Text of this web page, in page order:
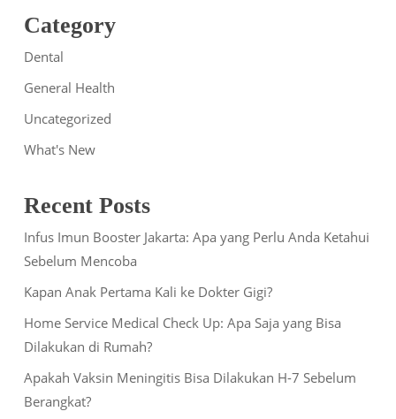
Category
Dental
General Health
Uncategorized
What's New
Recent Posts
Infus Imun Booster Jakarta: Apa yang Perlu Anda Ketahui
Sebelum Mencoba
Kapan Anak Pertama Kali ke Dokter Gigi?
Home Service Medical Check Up: Apa Saja yang Bisa
Dilakukan di Rumah?
Apakah Vaksin Meningitis Bisa Dilakukan H-7 Sebelum
Berangkat?